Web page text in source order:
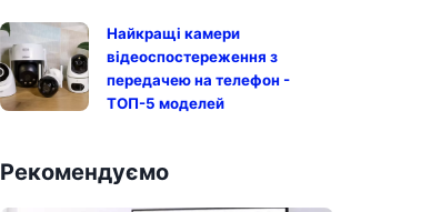
Найкращі камери
відеоспостереження з
передачею на телефон -
ТОП-5 моделей
Рекомендуємо